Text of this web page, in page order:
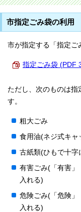
市指定ごみ袋の利用
市が指定する「指定ご
指定ごみ袋 (PDF
ただし、次のものは
す。
粗大ごみ
食用油(ネジ式キャ
古紙類(ひもで十字
有害ごみ(「有害」
入れる)
危険ごみ(「危険」
入れる)